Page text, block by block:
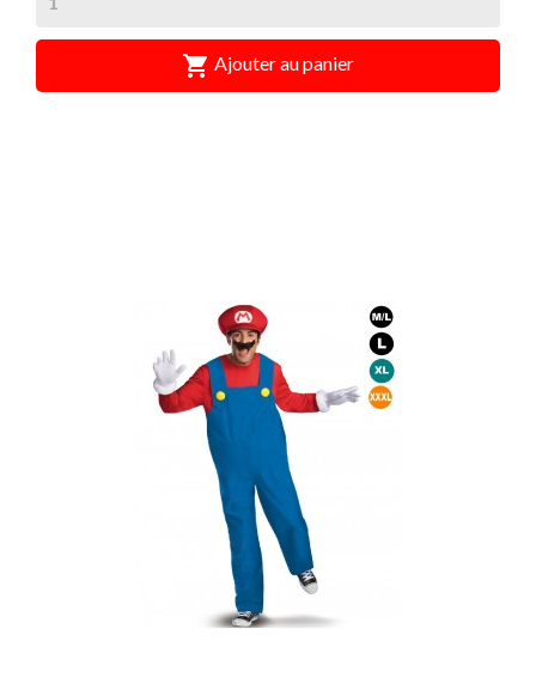
 Ajouter au panier